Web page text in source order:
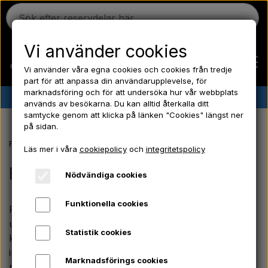
Hem
Massey Ferguson
Fordson
✔︎ Danskt lager ✔︎ Snabb leverans ✔︎ Låga priser
Framsida Ford traktor reservdelar
Bromsar
Få optimal bromsverkan på din Ford 4000 med vårt
utbud av mekaniska slitdelar och tätningar. Vi erbjuder
kvalitetsdelar till pedaluppbyggnaden och bromshuset,
inklusive bussningar till pedalaxeln, filtpackningar och
Vi använder cookies
Vi använder våra egna cookies och cookies från tredje
part för att anpassa din användarupplevelse, för
marknadsföring och för att undersöka hur vår webbplats
används av besökarna. Du kan alltid återkalla ditt
samtycke genom att klicka på länken "Cookies" längst ner
på sidan.
Läs mer i våra cookiepolicyoch integritetspolicy
Nödvändiga cookies
Funktionella cookies
Statistik cookies
Marknadsförings cookies